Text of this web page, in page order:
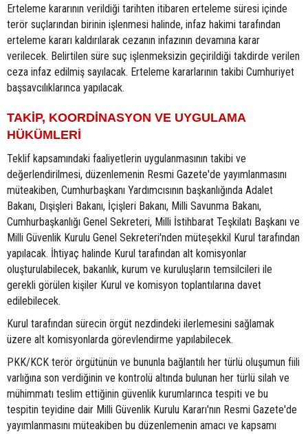
Erteleme kararının verildiği tarihten itibaren erteleme süresi içinde
terör suçlarından birinin işlenmesi halinde, infaz hakimi tarafından
erteleme kararı kaldırılarak cezanın infazının devamına karar
verilecek. Belirtilen süre suç işlenmeksizin geçirildiği takdirde verilen
ceza infaz edilmiş sayılacak. Erteleme kararlarının takibi Cumhuriyet
başsavcılıklarınca yapılacak.
TAKİP, KOORDİNASYON VE UYGULAMA
HÜKÜMLERİ
Teklif kapsamındaki faaliyetlerin uygulanmasının takibi ve
değerlendirilmesi, düzenlemenin Resmi Gazete'de yayımlanmasını
müteakiben, Cumhurbaşkanı Yardımcısının başkanlığında Adalet
Bakanı, Dışişleri Bakanı, İçişleri Bakanı, Milli Savunma Bakanı,
Cumhurbaşkanlığı Genel Sekreteri, Milli İstihbarat Teşkilatı Başkanı ve
Milli Güvenlik Kurulu Genel Sekreteri'nden müteşekkil Kurul tarafından
yapılacak. İhtiyaç halinde Kurul tarafından alt komisyonlar
oluşturulabilecek, bakanlık, kurum ve kuruluşların temsilcileri ile
gerekli görülen kişiler Kurul ve komisyon toplantılarına davet
edilebilecek.
Kurul tarafından sürecin örgüt nezdindeki ilerlemesini sağlamak
üzere alt komisyonlarda görevlendirme yapılabilecek.
PKK/KCK terör örgütünün ve bununla bağlantılı her türlü oluşumun fiili
varlığına son verdiğinin ve kontrolü altında bulunan her türlü silah ve
mühimmatı teslim ettiğinin güvenlik kurumlarınca tespiti ve bu
tespitin teyidine dair Milli Güvenlik Kurulu Kararı'nın Resmi Gazete'de
yayımlanmasını müteakiben bu düzenlemenin amacı ve kapsamı